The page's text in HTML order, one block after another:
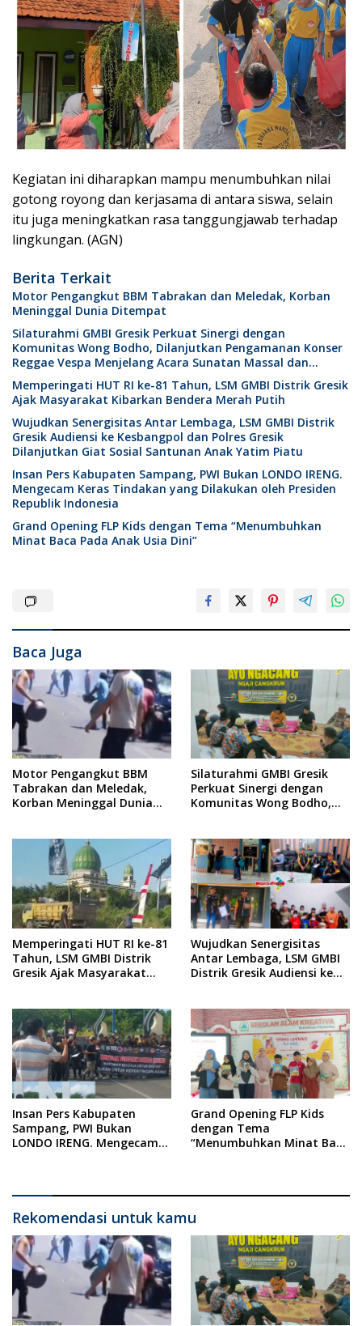
Kegiatan ini diharapkan mampu menumbuhkan nilai
gotong royong dan kerjasama di antara siswa, selain
itu juga meningkatkan rasa tanggungjawab terhadap
lingkungan. (AGN)
Berita Terkait
Motor Pengangkut BBM Tabrakan dan Meledak, Korban
Meninggal Dunia Ditempat
Silaturahmi GMBI Gresik Perkuat Sinergi dengan
Komunitas Wong Bodho, Dilanjutkan Pengamanan Konser
Reggae Vespa Menjelang Acara Sunatan Massal dan
Memperingati HUT RI ke-81 Tahun, LSM GMBI Distrik Gresik
Ajak Masyarakat Kibarkan Bendera Merah Putih
Wujudkan Senergisitas Antar Lembaga, LSM GMBI Distrik
Gresik Audiensi ke Kesbangpol dan Polres Gresik
Dilanjutkan Giat Sosial Santunan Anak Yatim Piatu
Insan Pers Kabupaten Sampang, PWI Bukan LONDO IRENG.
Mengecam Keras Tindakan yang Dilakukan oleh Presiden
Republik Indonesia
Grand Opening FLP Kids dengan Tema “Menumbuhkan
Minat Baca Pada Anak Usia Dini”
Baca Juga
Motor Pengangkut BBM
Tabrakan dan Meledak,
Korban Meninggal Dunia
Silaturahmi GMBI Gresik
Perkuat Sinergi dengan
Komunitas Wong Bodho,
Menjelang Acara Sunatan
Massal dan Santunan Anak
Yatim
Memperingati HUT RI ke-81
Tahun, LSM GMBI Distrik
Gresik Ajak Masyarakat
Wujudkan Senergisitas
Antar Lembaga, LSM GMBI
Distrik Gresik Audiensi ke
Sosial Santunan Anak
Yatim Piatu
Insan Pers Kabupaten
Sampang, PWI Bukan
LONDO IRENG. Mengecam
Grand Opening FLP Kids
dengan Tema
“Menumbuhkan Minat Baca
Rekomendasi untuk kamu